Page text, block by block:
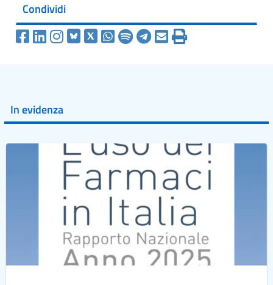
Condividi
In evidenza